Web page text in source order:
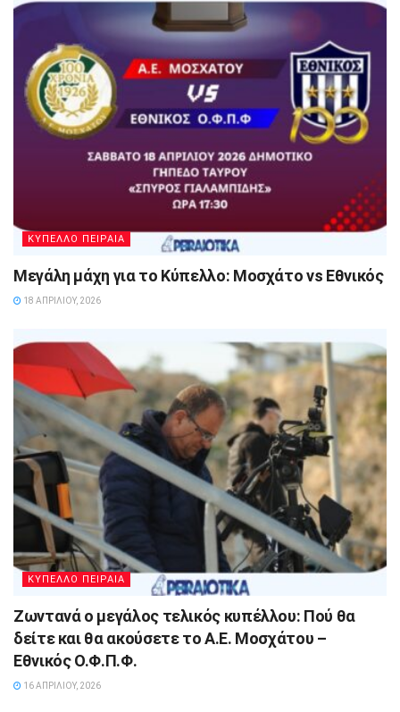
ΚΥΠΕΛΛΟ ΠΕΙΡΑΙΑ
Μεγάλη μάχη για το Κύπελλο: Μοσχάτο vs Εθνικός
18 ΑΠΡΙΛΊΟΥ, 2026
ΚΥΠΕΛΛΟ ΠΕΙΡΑΙΑ
Ζωντανά ο μεγάλος τελικός κυπέλλου: Πού θα
δείτε και θα ακούσετε το Α.Ε. Μοσχάτου –
Εθνικός Ο.Φ.Π.Φ.
16 ΑΠΡΙΛΊΟΥ, 2026